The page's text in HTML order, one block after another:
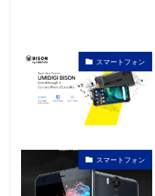
スマートフォン
スマートフォン